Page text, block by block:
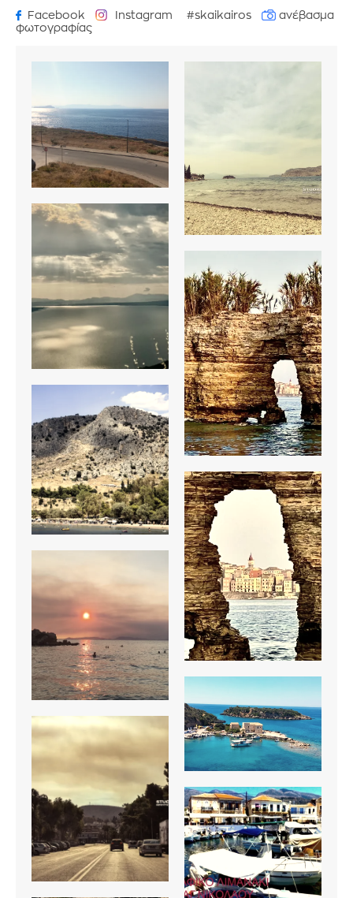
Facebook Instagram #skaikairos
ανέβασμα
φωτογραφίας